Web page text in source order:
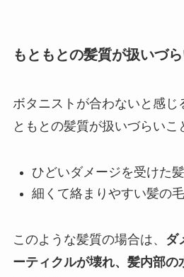
もともとの髪質が扱いづ
ボタニストが合わないと感じ
ともとの髪質が扱いづらいこ
ひどいダメージを受けた
細くて絡まりやすい髪の毛
このような髪質の場合は、 ダ
ーティクルが壊れ、髪内部の